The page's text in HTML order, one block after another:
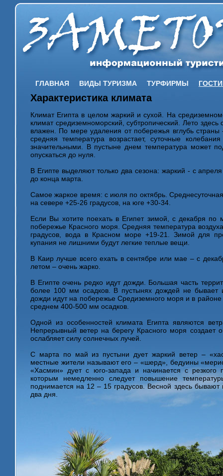
ГЛАВНАЯ ВИДЫ ТУРИЗМА ТУРФИРМЫ
Характеристика климата
Климат Египта в целом жаркий и сухой. На
климат средиземноморский, субтропический. Лето здесь
влажен. По мере удаления от побережья вглубь страны
средняя температура возрастает, суточные
значительными. В пустыне днем температура может
опускаться до нуля.
В Египте выделяют только два сезона: жаркий - с
до конца марта.
Самое жаркое время: с июля по октябрь.
на севере +25-26 градусов, на юге +30-34.
Если Вы хотите поехать в Египет зимой, с декабря по
побережье Красного моря. Средняя температура
градусов, вода в Красном море +19-21. Зимой для
купания не лишними будут легкие теплые вещи.
В Каир лучше всего ехать в сентябре или мае – с
летом – очень жарко.
В Египте очень редко идут дожди. Большая часть
более 100 мм осадков. В пустынях дождей не бывает
дожди идут на побережье Средиземного моря и в
среднем 400-500 мм осадков.
Одной из особенностей климата Египта являются
Непрерывный ветер на берегу Красного моря создает
ослабляет силу солнечных лучей.
С марта по май из пустыни дует жаркий ветер –
местные жители называют его – «шерд», бедуины
«Хасмин» дует с юго-запада и начинается с резкого
которым немедленно следует повышение
поднимается на 12 – 15 градусов. Весной здесь
два дня.